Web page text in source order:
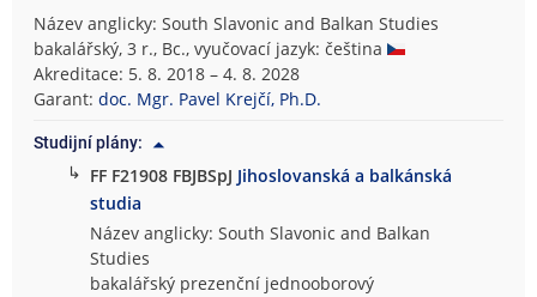
Název anglicky: South Slavonic and Balkan Studies
bakalářský, 3 r., Bc., vyučovací jazyk: čeština
Akreditace: 5. 8. 2018 – 4. 8. 2028
Garant:doc. Mgr. Pavel Krejčí, Ph.D.
Studijní plány:
↳ FF F21908 FBJBSpJ Jihoslovanská a balkánská
studia
Název anglicky: South Slavonic and Balkan
Studies
bakalářský prezenční jednooborový